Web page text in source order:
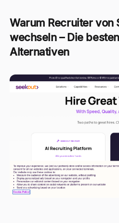
Warum Recruiter von
wechseln – Die
Alternativen